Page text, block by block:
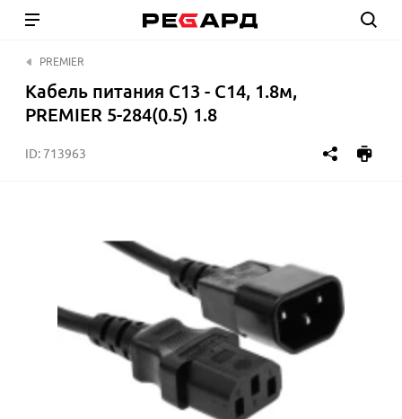
PREMIER
Кабель питания C13 - C14, 1.8м,
PREMIER 5-284(0.5) 1.8
ID: 713963